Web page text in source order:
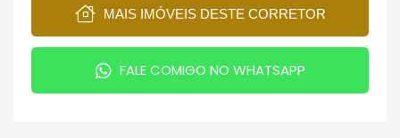
MAIS IMÓVEIS DESTE CORRETOR
FALE COMIGO NO WHATSAPP